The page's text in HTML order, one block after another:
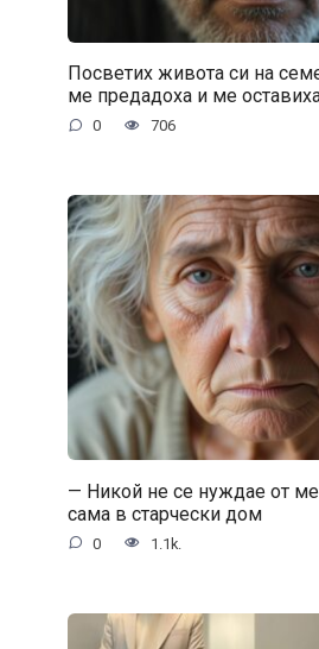
Посветих живота си на
ме предадоха и ме
0 706
— Никой не се нуждае от
сама в старчески дом
0 1.1k.